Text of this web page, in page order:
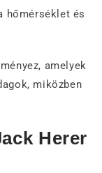
hőmérséklet és
amelyek
miközben
Herer